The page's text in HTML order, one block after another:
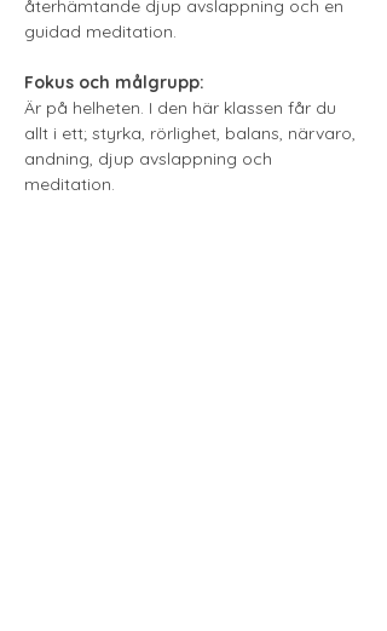
återhämtande djup avslappning och en
guidad meditation.
Fokus och målgrupp:
Är på helheten. I den här klassen får du
allt i ett; styrka, rörlighet, balans, närvaro,
andning, djup avslappning och
meditation.